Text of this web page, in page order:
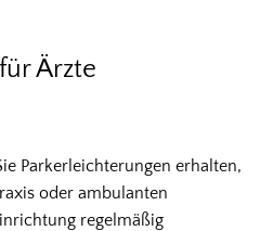
Ärzte
Parkerleichterungen erhalten,
oder ambulanten
regelmäßig